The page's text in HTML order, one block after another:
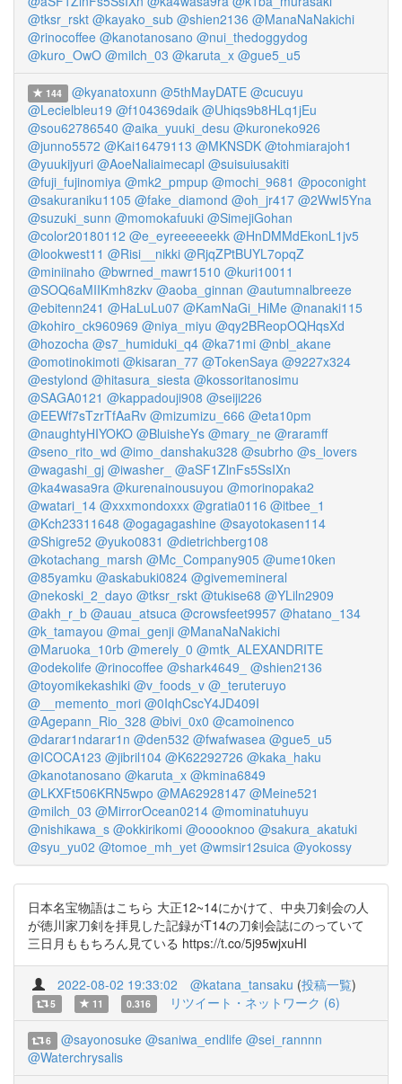
@tksr_rskt @kayako_sub @shien2136 @ManaNaNakichi
@rinocoffee @kanotanosano @nui_thedoggydog
@kuro_OwO @milch_03 @karuta_x @gue5_u5
144 @kyanatoxunn @5thMayDATE @cucuyu
@Lecielbleu19 @f104369daik @Uhiqs9b8HLq1jEu
@sou62786540 @aika_yuuki_desu @kuroneko926
@junno5572 @Kai16479113 @MKNSDK @tohmiarajoh1
@yuukijyuri @AoeNaliaimecapl @suisuiusakiti
@fuji_fujinomiya @mk2_pmpup @mochi_9681 @poconight
@sakuraniku1105 @fake_diamond @oh_jr417 @2WwI5Yna
@suzuki_sunn @momokafuuki @SimejiGohan
@color20180112 @e_eyreeeeeekk @HnDMMdEkonL1jv5
@lookwest11 @Risi__nikki @RjqZPtBUYL7opqZ
@miniinaho @bwrned_mawr1510 @kuri10011
@SOQ6aMIIKmh8zkv @aoba_ginnan @autumnalbreeze
@ebitenn241 @HaLuLu07 @KamNaGi_HiMe @nanaki115
@kohiro_ck960969 @niya_miyu @qy2BReopOQHqsXd
@hozocha @s7_humiduki_q4 @ka71mi @nbl_akane
@omotinokimoti @kisaran_77 @TokenSaya @9227x324
@estylond @hitasura_siesta @kossoritanosimu
@SAGA0121 @kappadouji908 @seiji226
@EEWf7sTzrTfAaRv @mizumizu_666 @eta10pm
@naughtyHIYOKO @BluisheYs @mary_ne @raramff
@seno_rito_wd @imo_danshaku328 @subrho @s_lovers
@wagashi_gj @iwasher_ @aSF1ZlnFs5SsIXn
@ka4wasa9ra @kurenainousuyou @morinopaka2
@watari_14 @xxxmondoxxx @gratia0116 @itbee_1
@Kch23311648 @ogagagashine @sayotokasen114
@Shigre52 @yuko0831 @dietrichberg108
@kotachang_marsh @Mc_Company905 @ume10ken
@85yamku @askabuki0824 @givememineral
@nekoski_2_dayo @tksr_rskt @tukise68 @YLiln2909
@akh_r_b @auau_atsuca @crowsfeet9957 @hatano_134
@k_tamayou @mai_genji @ManaNaNakichi
@Maruoka_10rb @merely_0 @mtk_ALEXANDRITE
@odekolife @rinocoffee @shark4649_
@shien2136
@toyomikekashiki @v_foods_v @_teruteruyo
@__memento_mori @0IqhCscY4JD409I
@Agepann_Rio_328 @bivi_0x0 @camoinenco
@darar1ndarar1n @den532 @fwafwasea @gue5_u5
@ICOCA123 @jibril104 @K62292726 @kaka_haku
@kanotanosano @karuta_x @kmina6849
@LKXFt506KRN5wpo @MA62928147 @Meine521
@milch_03 @MirrorOcean0214 @mominatuhuyu
@nishikawa_s @okkirikomi @ooooknoo @sakura_akatuki
@syu_yu02 @tomoe_mh_yet @wmsir12suica @yokossy
日本名宝物語はこちら 大正12~14にかけて、中央刀剣会の人
が徳川家刀剣を拝見した記録がT14の刀剣会誌にのっていて
三日月ももちろん見ている https://t.co/5j95wjxuHI
2022-08-02 19:33:02 @katana_tansaku (投稿一覧)
5 11 0.316 リツイート・ネットワーク (6)
6 @sayonosuke @saniwa_endlife @sei_rannnn
@Waterchrysalis